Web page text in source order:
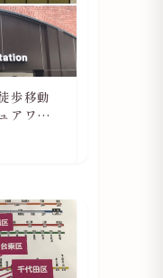
歩移動
アワー